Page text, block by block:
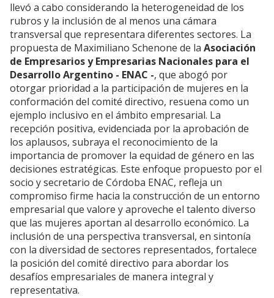
llevó a cabo considerando la heterogeneidad de los
rubros y la inclusión de al menos una cámara
transversal que representara diferentes sectores. La
propuesta de Maximiliano Schenone de la Asociación
de Empresarios y Empresarias Nacionales para el
Desarrollo Argentino - ENAC -, que abogó por
otorgar prioridad a la participación de mujeres en la
conformación del comité directivo, resuena como un
ejemplo inclusivo en el ámbito empresarial. La
recepción positiva, evidenciada por la aprobación de
los aplausos, subraya el reconocimiento de la
importancia de promover la equidad de género en las
decisiones estratégicas. Este enfoque propuesto por el
socio y secretario de Córdoba ENAC, refleja un
compromiso firme hacia la construcción de un entorno
empresarial que valore y aproveche el talento diverso
que las mujeres aportan al desarrollo económico. La
inclusión de una perspectiva transversal, en sintonía
con la diversidad de sectores representados, fortalece
la posición del comité directivo para abordar los
desafíos empresariales de manera integral y
representativa.